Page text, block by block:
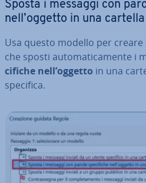
Sposta i messaggi con
nell’oggetto in una cartella
Usa questo modello per
che sposti au­to­ma­ti­ca­men­te i
ci­fi­che nell’oggetto in una
specifica.